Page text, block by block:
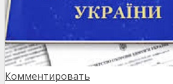
Комментировать